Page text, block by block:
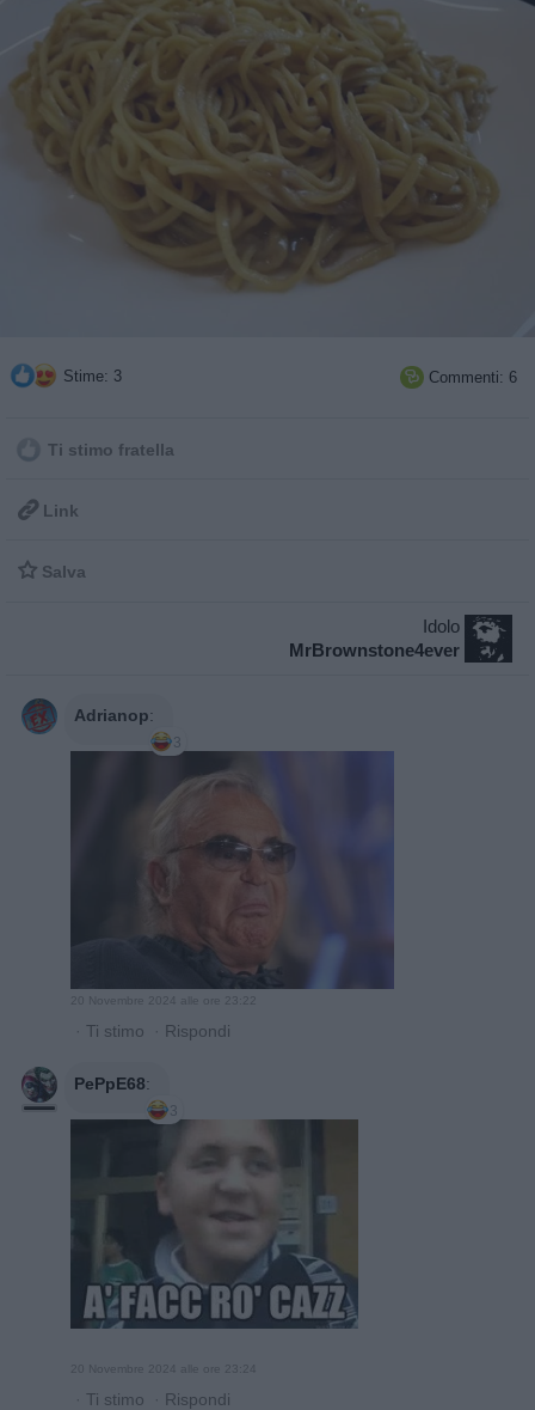
Stime: 3  Commenti: 6
Ti stimo fratella
 Link
 Salva
Idolo
MrBrownstone4ever
Adrianop:
3
20 Novembre 2024 alle ore 23:22
· Ti stimo · Rispondi
PePpE68:
3
20 Novembre 2024 alle ore 23:24
· Ti stimo · Rispondi